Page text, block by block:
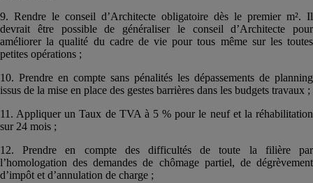
9. Rendre le conseil d’Architecte obligatoire dès le premier m². Il
devrait être possible de généraliser le conseil d’Architecte pour
améliorer la qualité du cadre de vie pour tous même sur les toutes
petites opérations ;
10. Prendre en compte sans pénalités les dépassements de planning
issus de la mise en place des gestes barrières dans les budgets travaux ;
11. Appliquer un Taux de TVA à 5 % pour le neuf et la réhabilitation
sur 24 mois ;
12. Prendre en compte des difficultés de toute la filière par
l’homologation des demandes de chômage partiel, de dégrèvement
d’impôt et d’annulation de charge ;